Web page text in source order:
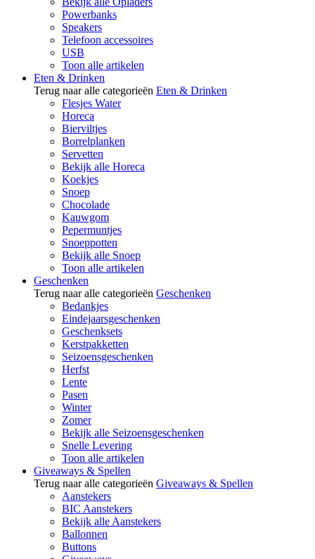
Powerbanks
Speakers
Telefoon accessoires
USB
Toon alle artikelen
Eten & Drinken
Terug naar alle categorieën Eten & Drinken
Flesjes Water
Horeca
Bierviltjes
Borrelplanken
Servetten
Bekijk alle Horeca
Koekjes
Snoep
Chocolade
Kauwgom
Pepermuntjes
Snoeppotten
Bekijk alle Snoep
Toon alle artikelen
Geschenken
Terug naar alle categorieën Geschenken
Bedankjes
Eindejaarsgeschenken
Geschenksets
Kerstpakketten
Seizoensgeschenken
Herfst
Lente
Pasen
Winter
Zomer
Bekijk alle Seizoensgeschenken
Snelle Levering
Toon alle artikelen
Giveaways & Spellen
Terug naar alle categorieën Giveaways & Spellen
Aanstekers
BIC Aanstekers
Bekijk alle Aanstekers
Ballonnen
Buttons